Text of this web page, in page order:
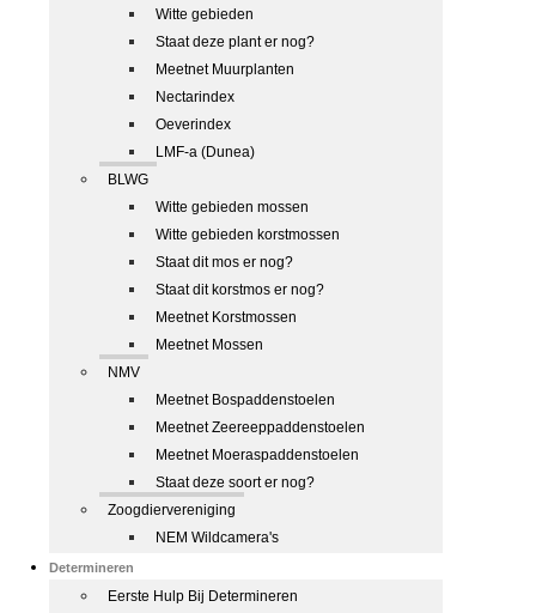
Witte gebieden
Staat deze plant er nog?
Meetnet Muurplanten
Nectarindex
Oeverindex
LMF-a (Dunea)
BLWG
Witte gebieden mossen
Witte gebieden korstmossen
Staat dit mos er nog?
Staat dit korstmos er nog?
Meetnet Korstmossen
Meetnet Mossen
NMV
Meetnet Bospaddenstoelen
Meetnet Zeereeppaddenstoelen
Meetnet Moeraspaddenstoelen
Staat deze soort er nog?
Zoogdiervereniging
NEM Wildcamera's
Determineren
Eerste Hulp Bij Determineren